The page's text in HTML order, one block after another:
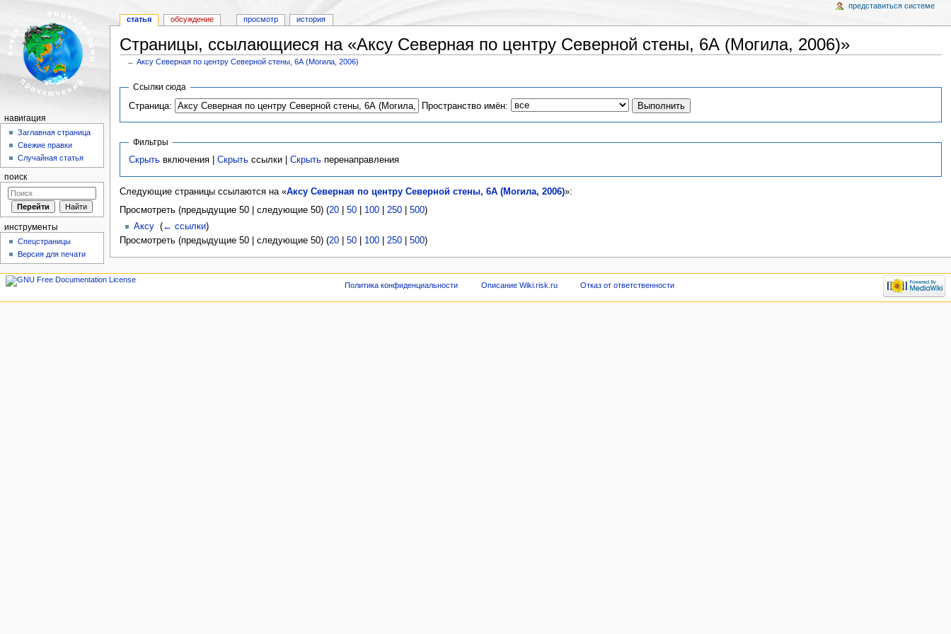
Страницы, ссылающиеся на «Аксу Северная по центру Северной стены, 6А (Могила, 2006)»
←Аксу Северная по центру Северной стены, 6А (Могила, 2006)
Ссылки сюда
Страница:
Пространство имён:
Фильтры
Скрыть включения |Скрыть ссылки |Скрыть перенаправления
Следующие страницы ссылаются на «Аксу Северная по центру Северной стены, 6А (Могила, 2006)»:
Просмотреть (предыдущие 50 | следующие 50) (20| 50| 100| 250| 500)
Аксу‎ (← ссылки)
Просмотреть (предыдущие 50 | следующие 50) (20| 50| 100| 250| 500)
статья обсуждение просмотр история
представиться системе
навигация
Заглавная страница
Свежие правки
Случайная статья
поиск
инструменты
Спецстраницы
Версия для печати
Политика конфиденциальности Описание Wiki.risk.ru Отказ от ответственности